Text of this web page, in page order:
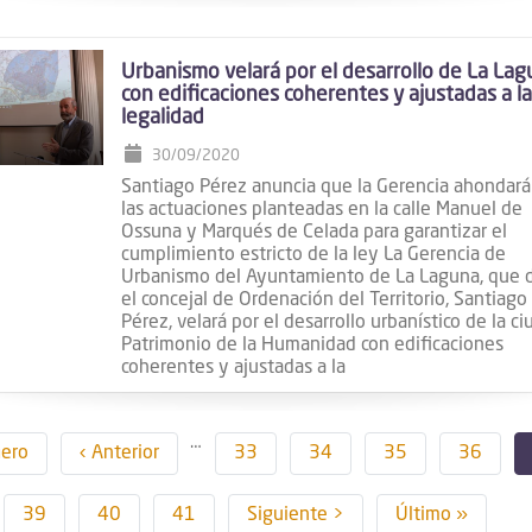
Urbanismo velará por el desarrollo de La
con edificaciones coherentes y ajustadas a la
legalidad
30/09/2020
Santiago Pérez anuncia que la Gerencia
las actuaciones planteadas en la calle Manuel de
Ossuna y Marqués de Celada para garantizar el
cumplimiento estricto de la ley La Gerencia de
Urbanismo del Ayuntamiento de La Laguna, que
el concejal de Ordenación del Territorio, Santiago
Pérez, velará por el desarrollo urbanístico de la
Patrimonio de la Humanidad con edificaciones
coherentes y ajustadas a la
Página
anterior
‹ Anterior
…
Page
33 Page
34 Page
35 Page
36
Page
39 Page
40 Page
41 Siguiente
Siguiente > Última
Último »